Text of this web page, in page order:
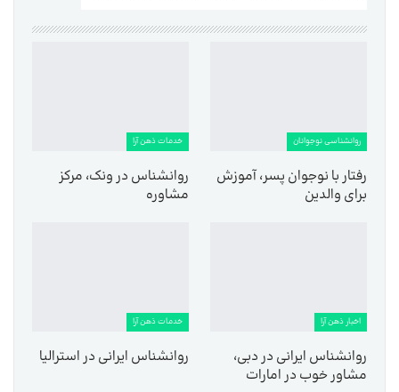
روانشناسی نوجوانان
رفتار با نوجوان پسر، آموزش
برای والدین
خدمات ذهن آرا
روانشناس در ونک، مرکز
مشاوره
اخبار ذهن آرا
روانشناس ایرانی در دبی،
مشاور خوب در امارات
خدمات ذهن آرا
روانشناس ایرانی در استرالیا